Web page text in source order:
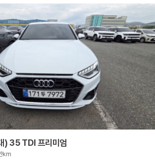
) 35 TDI 프리미엄
km